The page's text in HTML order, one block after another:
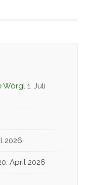
Wörgl 1. Juli
2026
April 2026